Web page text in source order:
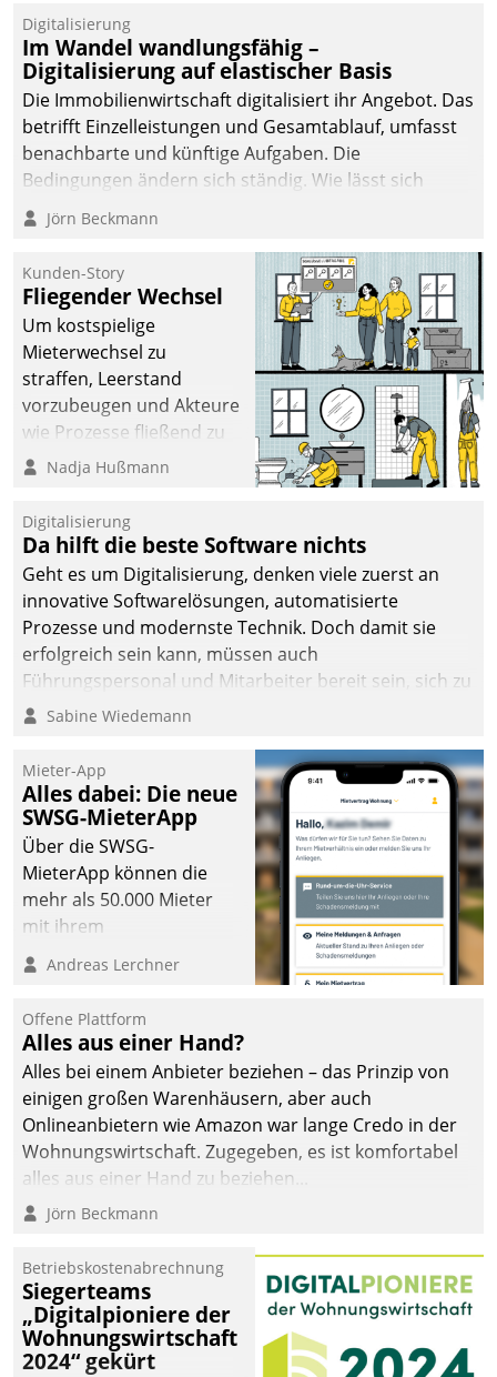
Digitalisierung
Im Wandel wandlungsfähig –
Digitalisierung auf elastischer Basis
Die Immobilienwirtschaft digitalisiert ihr Angebot. Das
betrifft Einzelleistungen und Gesamtablauf, umfasst
benachbarte und künftige Aufgaben. Die
Bedingungen ändern sich ständig. Wie lässt sich
technisch die Kontrolle wahren und zugleich Freiraum
fürs Wachsen öffnen?
Jörn Beckmann
Kunden-Story
Fliegender Wechsel
Um kostspielige
Mieterwechsel zu
straffen, Leerstand
vorzubeugen und Akteure
wie Prozesse fließend zu
vernetzen, nutzt die
Jahresbeginn eine
Überblick, Einsicht und
Eingriff bietende Lösung.
Zur Entwicklung setzte
man auf
Cloudtechnologie,
bewährte und Startup-
agile Projektmethoden.
Nadja Hußmann
Digitalisierung
Da hilft die beste Software nichts
Geht es um Digitalisierung, denken viele zuerst an
innovative Softwarelösungen, automatisierte
Prozesse und modernste Technik. Doch damit sie
erfolgreich sein kann, müssen auch
Führungspersonal und Mitarbeiter bereit sein, sich zu
verändern und anzupassen, sonst werden sie an ihr
Sabine Wiedemann
Mieter-App
Alles dabei: Die neue
SWSG-MieterApp
Über die SWSG-
MieterApp können die
mehr als 50.000 Mieter
mit ihrem
Wohnungsunternehmen
kommunizieren, auf dem
einsehen und ändern
oder
Schadensmeldungen
abgeben – rund um die
Uhr.
Andreas Lerchner
Offene Plattform
Alles aus einer Hand?
Alles bei einem Anbieter beziehen – das Prinzip von
einigen großen Warenhäusern, aber auch
Onlineanbietern wie Amazon war lange Credo in der
Wohnungswirtschaft. Zugegeben, es ist komfortabel
alles aus einer Hand zu beziehen...
Jörn Beckmann
Betriebskostenabrechnung
Siegerteams
„Digitalpioniere der
Wohnungswirtschaft
2024“ gekürt